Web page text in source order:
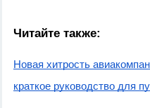
Читайте также:
Новая хитрость
краткое руководство для